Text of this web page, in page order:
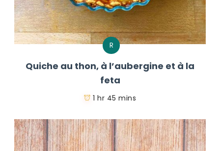
R
Quiche au thon, à l’aubergine et à la
feta
1 hr 45 mins